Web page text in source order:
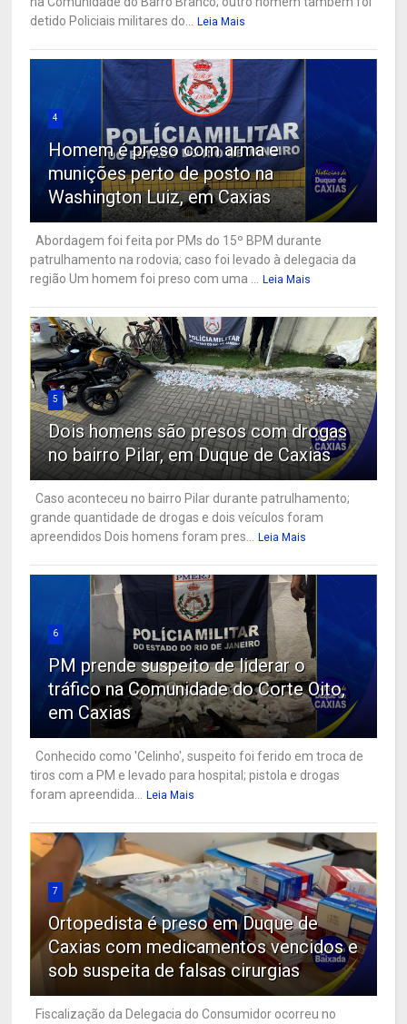
detido Policiais militares do...
Leia Mais
4
Homem é preso com arma e
munições perto de posto na
Washington Luiz, em Caxias
Abordagem foi feita por PMs do 15º BPM durante
patrulhamento na rodovia; caso foi levado à delegacia da
região Um homem foi preso com uma ...
Leia Mais
5
Dois homens são presos com drogas
no bairro Pilar, em Duque de Caxias
Caso aconteceu no bairro Pilar durante patrulhamento;
grande quantidade de drogas e dois veículos foram
apreendidos Dois homens foram pres...
Leia Mais
6
PM prende suspeito de liderar o
tráfico na Comunidade do Corte Oito,
em Caxias
Conhecido como 'Celinho', suspeito foi ferido em troca de
tiros com a PM e levado para hospital; pistola e drogas
foram apreendida...
Leia Mais
7
Ortopedista é preso em Duque de
Caxias com medicamentos vencidos e
sob suspeita de falsas cirurgias
Fiscalização da Delegacia do Consumidor ocorreu no